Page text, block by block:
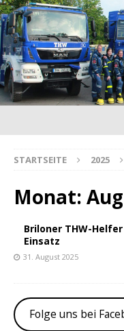
STARTSEITE 2025
Monat:
Briloner THW-Helfer
Einsatz
31. August 2025
Folge uns bei